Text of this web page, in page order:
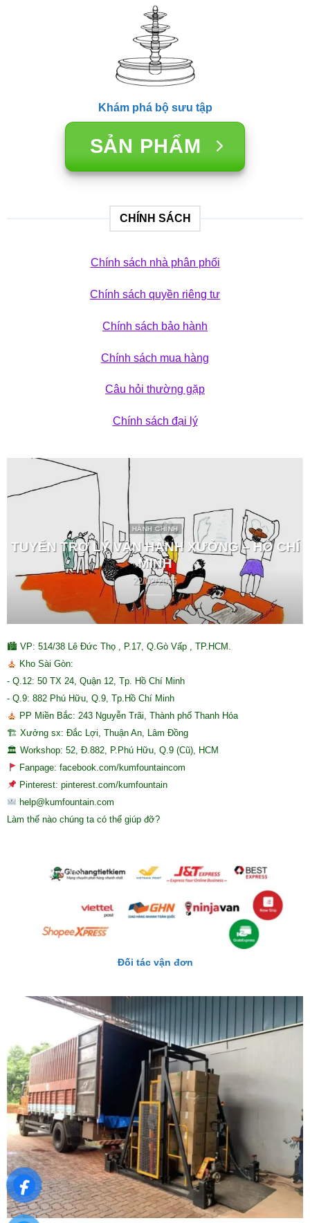
Khám phá bộ sưu tập
SẢN PHẨM
CHÍNH SÁCH
Chính sách nhà phân phối
Chính sách quyền riêng tư
Chính sách bảo hành
Chính sách mua hàng
Câu hỏi thường gặp
Chính sách đại lý
HÀNH CHÍNH
TUYỂN TRỢ LÝ VẬN HÀNH XƯỞNG – HỒ CHÍ
MINH
22/02/2026
🏙 VP: 514/38 Lê Đức Thọ , P.17, Q.Gò Vấp , TP.HCM.
Kho Sài Gòn:
- Q.12: 50 TX 24, Quận 12, Tp. Hồ Chí Minh
- Q.9: 882 Phú Hữu, Q.9, Tp.Hồ Chí Minh
PP Miền Bắc: 243 Nguyễn Trãi, Thành phố Thanh Hóa
🏗 Xưởng sx: Đắc Lợi, Thuận An, Lâm Đồng
🏛 Workshop: 52, Đ.882, P.Phú Hữu, Q.9 (Cũ), HCM
Fanpage: facebook.com/kumfountaincom
Pinterest: pinterest.com/kumfountain
help@kumfountain.com
Làm thế nào chúng ta có thể giúp đỡ?
Đối tác vận đơn